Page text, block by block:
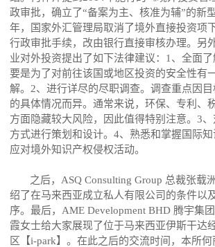
政审批，确立了“备案为主、核准为辅”的新
年，国家外汇管理局取消了境外直接投资项
行政审批手续，改由银行直接审核办理。另
业对外投资提出了如下法律建议：1、全面
要是为了对前往该国或地区投资的安全性有
解。2、进行详尽的尽职调查。调查重点因
的具体情况而异。通常来说，环保、专利、
方面隐藏较大风险，因此值得特别注意。3
方式进行策划和设计。4、熟悉和掌握国际
应对境外知识产权侵权活动。
之后，ASQ Consulting Group 总裁张载
绍了在马来西亚成立私人有限公司的条件以
序。最后，AME Development BHD 腾宇集
霞⼥⼠给大家展现了位于马来西亚伊斯干达
区【i-park】。在此之后的交流时间，本所